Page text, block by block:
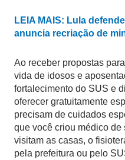
LEIA MAIS: Lula
anuncia recriação de
Ao receber propostas
vida de idosos e
fortalecimento do SUS e
oferecer gratuitamente
precisam de cuidados
que você criou médico
visitam as casas, o
pela prefeitura ou pelo